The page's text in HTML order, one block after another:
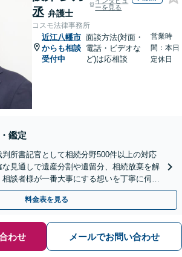
丞 弁護士
ーを見る
コスモ法律事務所
近江八幡市
からも相談
受付中
面談方法(対面・
電話・ビデオな
ど)は応相談
営業時
間：本日
定休日
鑑定
判所書記官として相続分野500件以上の対応
見通しで遺産分割や遺留分、相続放棄を解
談者様が一番大事にする想いを丁寧に伺い
面談可】
料金表を見る
わせ メールでお問い合わせ